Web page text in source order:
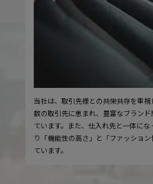
当社は、取引先様との共栄共存を重
数の取引先に恵まれ、豊富なブラン
ています。また、仕入れ先と一体に
り「機能性の高さ」と「ファッショ
ています。